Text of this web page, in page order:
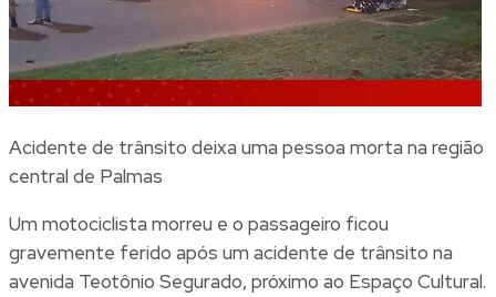
Acidente de trânsito deixa uma pessoa morta na região
central de Palmas
Um motociclista morreu e o passageiro ficou
gravemente ferido após um acidente de trânsito na
avenida Teotônio Segurado, próximo ao Espaço Cultural.